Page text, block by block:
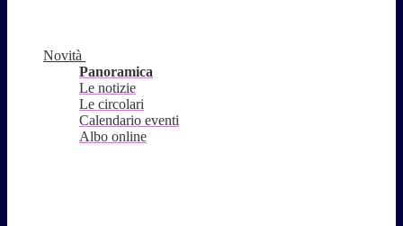
Novità
Panoramica
Le notizie
Le circolari
Calendario eventi
Albo online